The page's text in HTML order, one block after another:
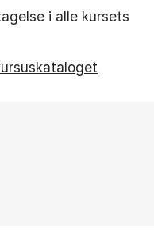
i alle kursets